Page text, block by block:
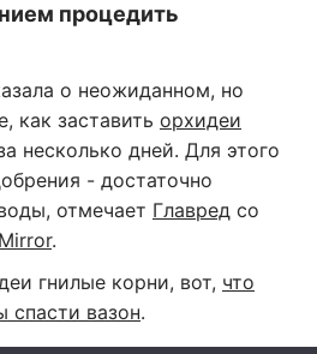
процедить
о неожиданном, но
как заставить орхидеи
несколько дней. Для этого
- достаточно
отмечает Главред со
Mirror.
гнилые корни, вот, что
спасти вазон.